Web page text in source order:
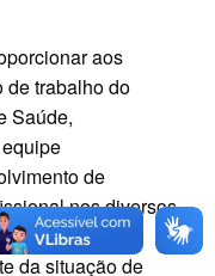
aos
de trabalho do
Saúde,
de
nos diversos
a
da situação de